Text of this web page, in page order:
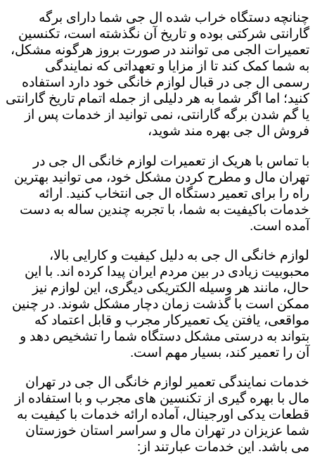
چنانچه دستگاه خراب شده ال جی شما دارای برگه
گارانتی شرکتی بوده و تاریخ آن نگذشته است، تکنسین
تعمیرات الجی می توانند در صورت بروز هرگونه مشکل،
به شما کمک کند تا از مزایا و تعهداتی که نمایندگی
رسمی ال جی در قبال لوازم خانگی خود دارد استفاده
کنید؛ اما اگر شما به هر دلیلی از جمله اتمام تاریخ گارانتی
یا گم شدن برگه گارانتی، نمی توانید از خدمات پس از
فروش ال جی بهره مند شوید،
با تماس با هریک از تعمیرات لوازم خانگی ال جی در
تهران مال و مطرح کردن مشکل خود، می توانید بهترین
راه را برای تعمیر دستگاه ال جی انتخاب کنید. ارائه
خدمات باکیفیت به شما، با تجربه چندین ساله به دست
آمده است.
لوازم خانگی ال جی به دلیل کیفیت و کارایی بالا،
محبوبیت زیادی در بین مردم ایران پیدا کرده اند. با این
حال، مانند هر وسیله الکتریکی دیگری، این لوازم نیز
ممکن است با گذشت زمان دچار مشکل شوند. در چنین
مواقعی، یافتن یک تعمیرکار مجرب و قابل اعتماد که
بتواند به درستی مشکل دستگاه شما را تشخیص دهد و
آن را تعمیر کند، بسیار مهم است.
خدمات نمایندگی تعمیر لوازم خانگی ال جی در تهران
مال با بهره گیری از تکنسین های مجرب و با استفاده از
قطعات یدکی اورجینال، آماده ارائه خدمات با کیفیت به
شما عزیزان در تهران مال و سراسر استان خوزستان
می باشد. این خدمات عبارتند از: